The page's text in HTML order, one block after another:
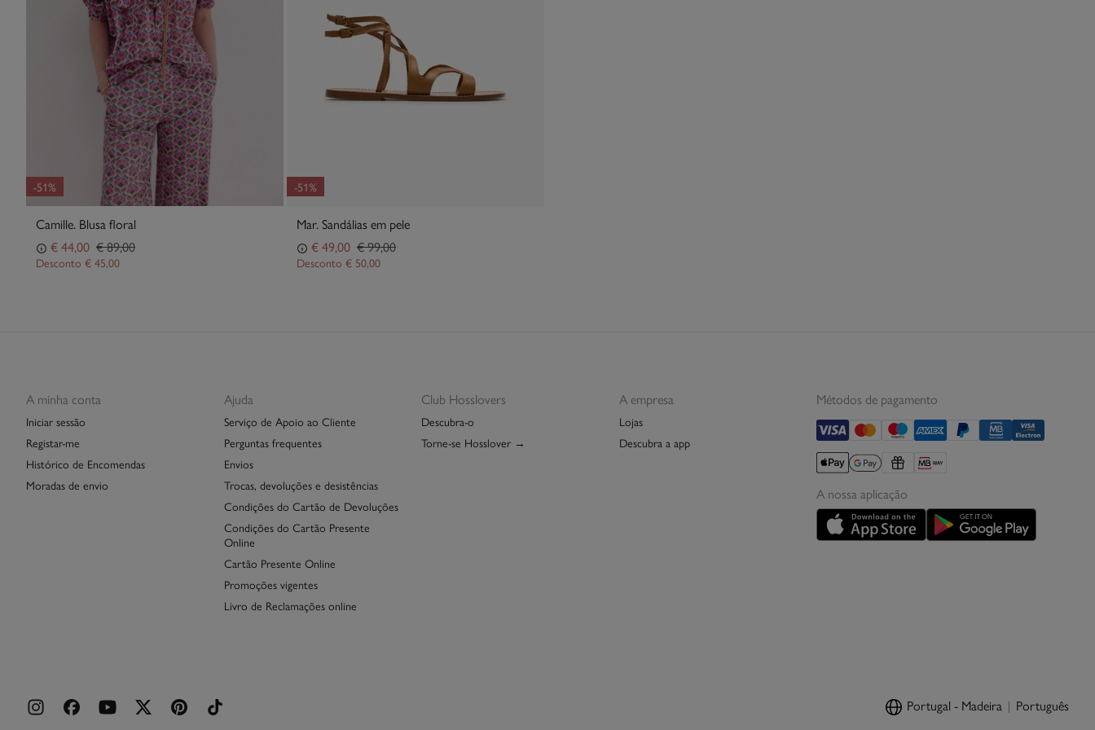
-51%
Camille. Blusa floral
€ 44,00 € 89,00
Desconto € 45,00
-51%
Mar. Sandálias em pele
€ 49,00 € 99,00
Desconto € 50,00
A minha conta
Iniciar sessão
Registar-me
Histórico de Encomendas
Moradas de envio
Ajuda
Serviço de Apoio ao Cliente
Perguntas frequentes
Envios
Trocas, devoluções e desistências
Condições do Cartão de Devoluções
Condições do Cartão Presente
Online
Cartão Presente Online
Promoções vigentes
Livro de Reclamações online
Club Hosslovers
Descubra-o
Torne-se Hosslover →
A empresa
Lojas
Descubra a app
Métodos de pagamento
A nossa aplicação
Portugal - Madeira Português